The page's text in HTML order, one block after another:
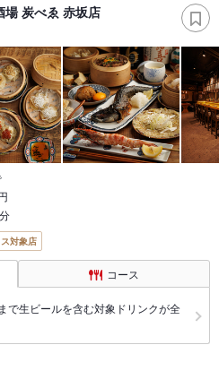
場 炭べゑ 赤坂店
対象店
コース
で生ビールを含む対象ドリンクが全